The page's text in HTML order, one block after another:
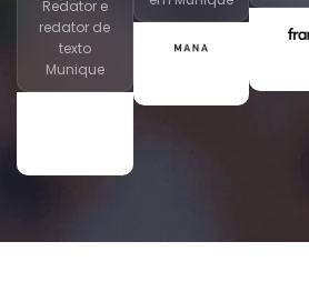
Redator e
redator de
texto
Munique